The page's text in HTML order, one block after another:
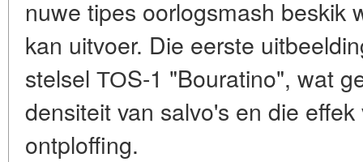
nuwe tipes oorlogsmash beskik
kan uitvoer. Die eerste
stelsel ТОS-1 "Bouratino", wat
densiteit van salvo's en die
ontploffing.